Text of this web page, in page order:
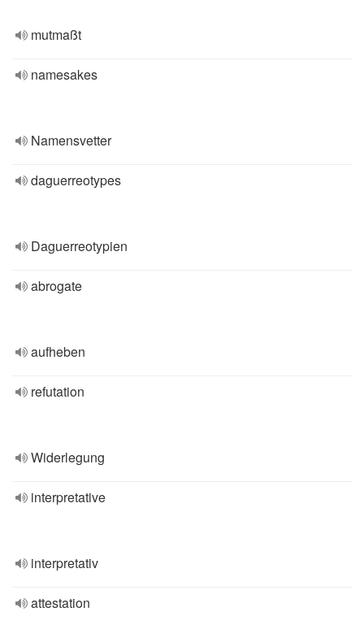
mutmaßt
namesakes
Namensvetter
daguerreotypes
Daguerreotypien
abrogate
aufheben
refutation
Widerlegung
interpretative
interpretativ
attestation